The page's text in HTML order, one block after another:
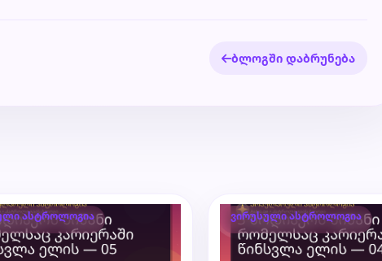
ბლოგში დაბრუნება
ასტროლოგია ვირუსული ასტროლოგია